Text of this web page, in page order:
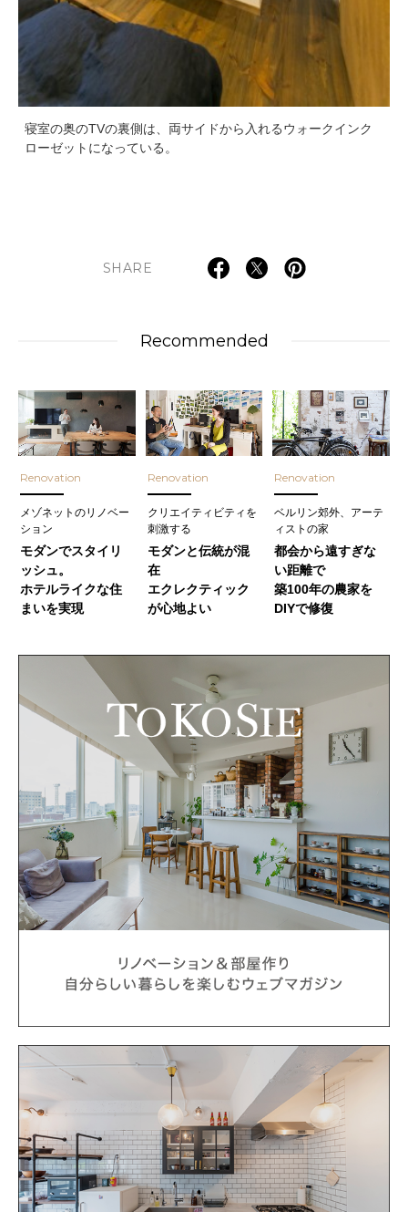
寝室の奥のTVの裏側は、両サイドから入れるウォークインク
ローゼットになっている。
SHARE
Recommended
Renovation
メゾネットのリノベー
ション
モダンでスタイリ
ッシュ。
ホテルライクな住
まいを実現
Renovation
クリエイティビティを
刺激する
モダンと伝統が混
在
エクレクティック
が心地よい
Renovation
ベルリン郊外、アーテ
ィストの家
都会から遠すぎな
い距離で
築100年の農家を
DIYで修復